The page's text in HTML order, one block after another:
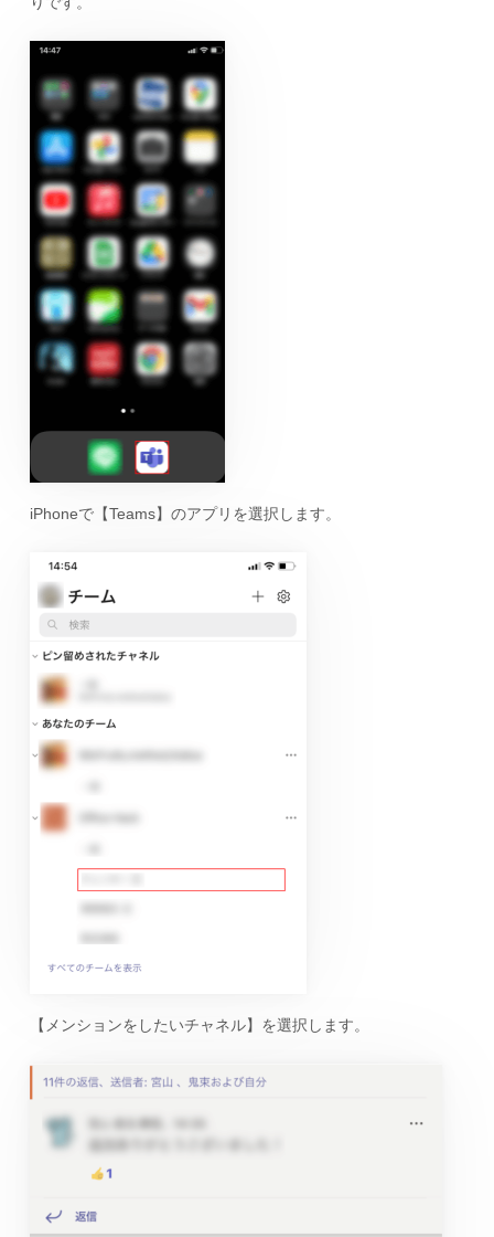
iPhoneで【Teams】のアプリを選択します。
【メンションをしたいチャネル】を選択します。